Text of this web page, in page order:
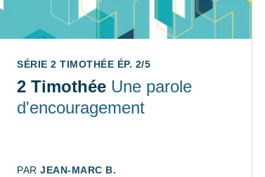
SÉRIE 2 TIMOTHÉE ÉP. 2/5
2 Timothée Une parole
d'encouragement
AUTEUR:
PAR JEAN-MARC B.